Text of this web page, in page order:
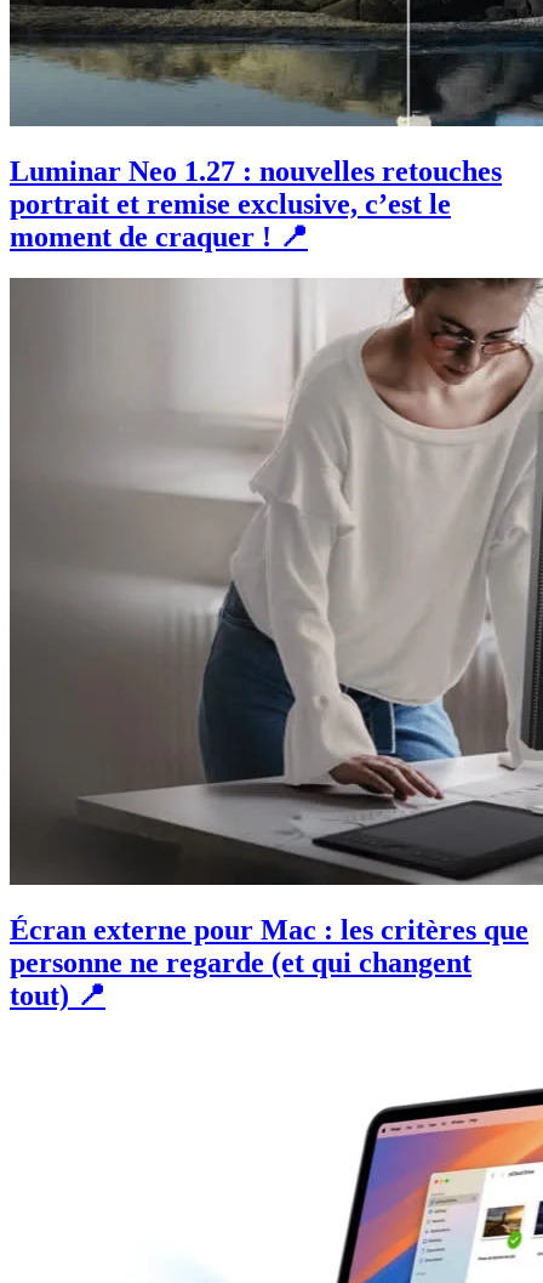
Luminar Neo 1.27 : nouvelles retouches
portrait et remise exclusive, c’est le
moment de craquer ! 📍
Écran externe pour Mac : les critères que
personne ne regarde (et qui changent
tout) 📍